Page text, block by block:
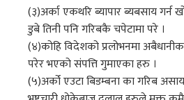
(३)अर्का एकथरि ब्यापार ब्यबसाय
डुबे तिनी पनि गरिबकै चपेटामा परे ।
(४)कोहि विदेशको प्रलोभनमा
परेर भएको संपत्ति गुमाएका हरु ।
(५)अर्को एउटा बिडम्बना का गरिब असाय